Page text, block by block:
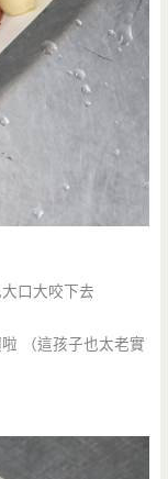
口大咬下去
（這孩子也太老實